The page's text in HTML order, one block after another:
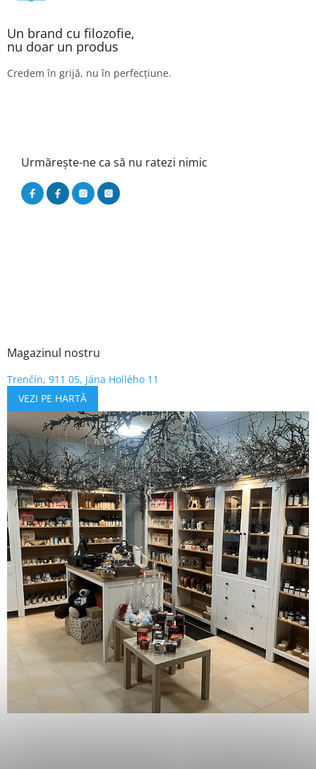
Un brand cu filozofie,
nu doar un produs
Credem în grijă, nu în perfecțiune.
Urmărește-ne ca să nu ratezi nimic
Magazinul nostru
Trenčín, 911 05, Jána Hollého 11
VEZI PE HARTĂ